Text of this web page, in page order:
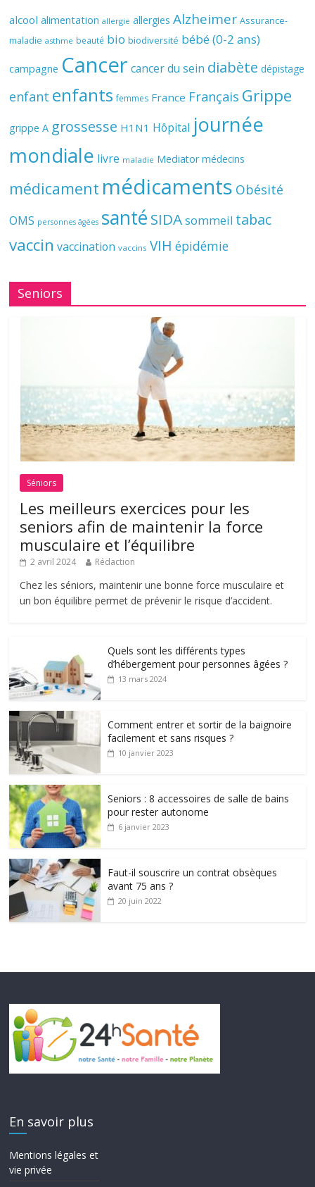
alcool alimentation allergie allergies Alzheimer Assurance-
maladie asthme beauté bio biodiversité bébé (0-2 ans)
campagne Cancer cancer du sein diabète dépistage
enfant enfants femmes France Français Grippe
grippe A grossesse H1N1 Hôpital journée
mondiale livre maladie Mediator médecins
médicament médicaments Obésité
OMS personnes âgées santé SIDAsommeil tabac
vaccin vaccination vaccins VIH épidémie
Seniors
Séniors
Les meilleurs exercices pour les
seniors afin de maintenir la force
musculaire et l’équilibre
2 avril 2024 Rédaction
Chez les séniors, maintenir une bonne force musculaire et
un bon équilibre permet de prévenir le risque d’accident.
Quels sont les différents types
d’hébergement pour personnes âgées ?
13 mars 2024
Comment entrer et sortir de la baignoire
facilement et sans risques ?
10 janvier 2023
Seniors : 8 accessoires de salle de bains
pour rester autonome
6 janvier 2023
Faut-il souscrire un contrat obsèques
avant 75 ans ?
20 juin 2022
En savoir plus
Mentions légales et
vie privée